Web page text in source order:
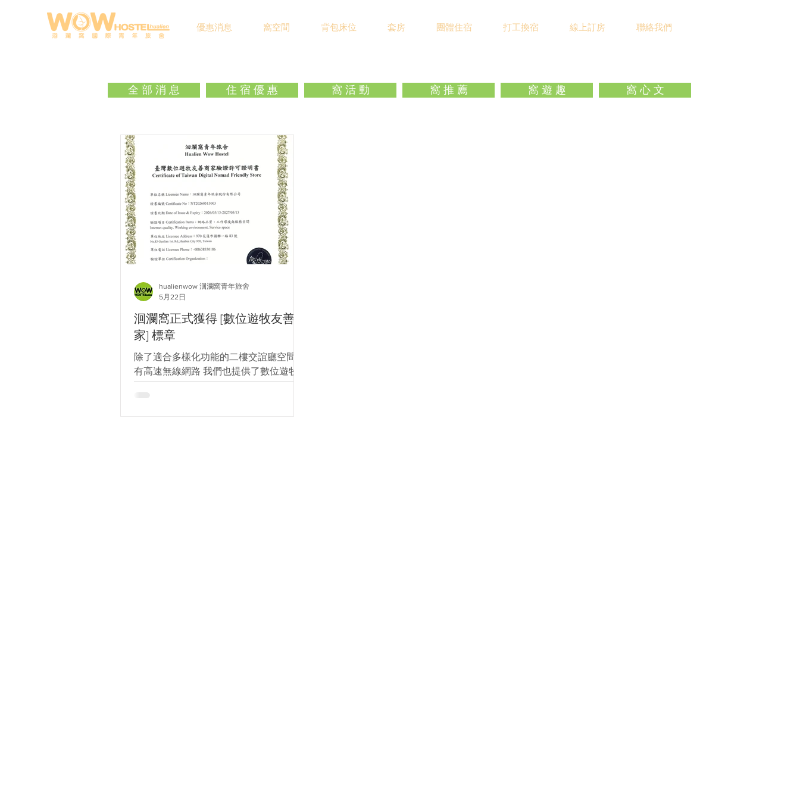
優惠消息 窩空間 背包床位 套房 團體住宿 打工換宿 線上訂房 聯絡我們
全 部 消 息 住 宿 優 惠 窩 活 動 窩 推 薦 窩 遊 趣 窩 心 文
洄瀾窩正式獲得 [數位遊牧友善商
家] 標章
除了適合多樣化功能的二樓交誼廳空間配
有高速無線網路 我們也提供了數位遊牧
旅館聯盟 #遊牧臺灣
hualienwow 洄瀾窩青年旅舍
5月22日